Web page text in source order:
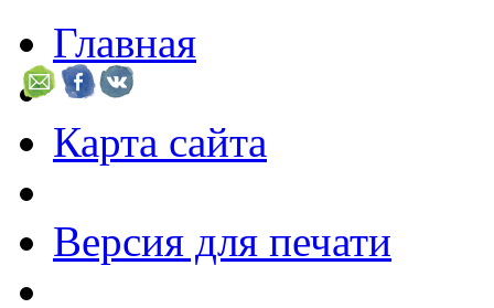
Главная
Карта сайта
Версия для печати